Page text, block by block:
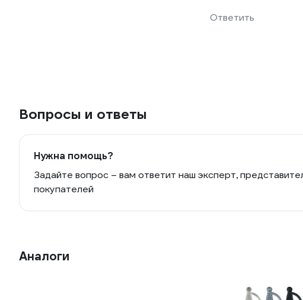
Ответить
Вопросы и ответы
Нужна помощь?
Задайте вопрос – вам ответит наш эксперт,
покупателей
Аналоги